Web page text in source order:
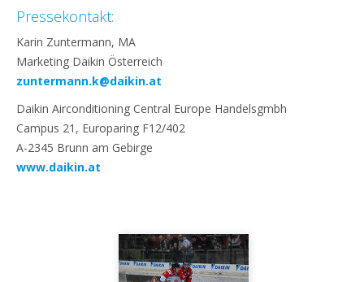
Pressekontakt:
Karin Zuntermann, MA
Marketing Daikin Österreich
zuntermann.k@daikin.at
Daikin Airconditioning Central Europe Handelsgmbh
Campus 21, Europaring F12/402
A-2345 Brunn am Gebirge
www.daikin.at